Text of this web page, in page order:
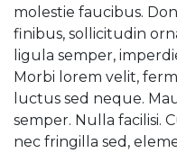
molestie faucibus.
finibus, sollicitudin
ligula semper,
Morbi lorem velit,
luctus sed neque.
semper. Nulla facilisi.
nec fringilla sed,